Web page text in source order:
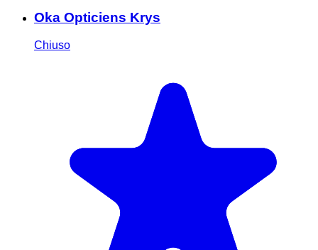
Oka Opticiens Krys
Chiuso